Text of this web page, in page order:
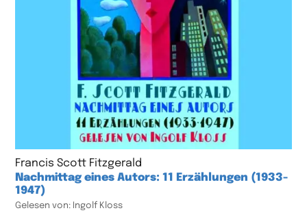
Francis Scott Fitzgerald
Nachmittag eines Autors: 11 Erzählungen (1933-
1947)
Gelesen von: Ingolf Kloss